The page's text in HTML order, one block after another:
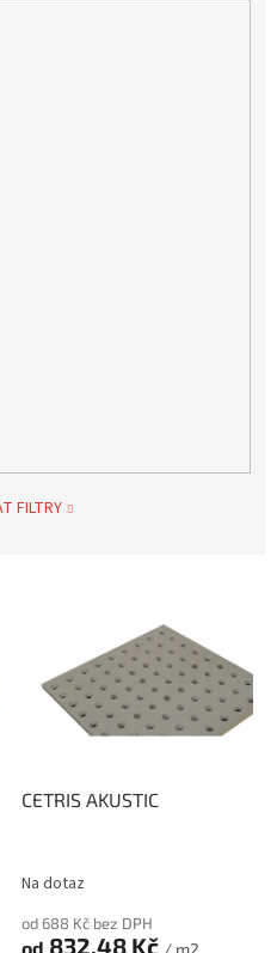
FILTRY
CETRIS AKUSTIC
Na dotaz
od 688 Kč bez DPH
od 832,48 Kč / m2